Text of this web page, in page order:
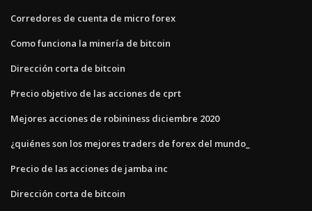
Corredores de cuenta de micro forex
Como funciona la minería de bitcoin
Dirección corta de bitcoin
Precio objetivo de las acciones de cprt
Mejores acciones de robininess diciembre 2020
¿quiénes son los mejores traders de forex del mundo_
Precio de las acciones de jamba inc
Dirección corta de bitcoin